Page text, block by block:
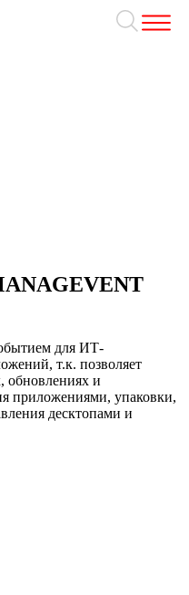
для ИТ-
т.к. позволяет
обновлениях и
приложениями, упаковки,
десктопами и